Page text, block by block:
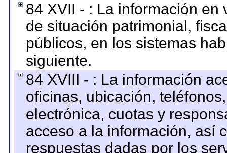
84 XVII - : La información
de situación patrimonial,
públicos, en los sistemas
siguiente.
84 XVIII - : La información
oficinas, ubicación,
electrónica, cuotas y
acceso a la información, así
respuestas dadas por los